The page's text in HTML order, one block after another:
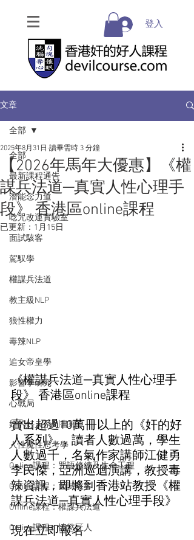
登入
文章
全部
最新課程通告
潛能念力道
唸咒改運實驗室
面試駭客
駕馭學
權謀兵法道
教主級NLP
狼性權力
毒辣NLP
追女帝皇學
影響學研究
心戰局
奸的好人系列書籍
人性魔性思考學
Online課程：咒語修練及生命工程
Online課程：面試駭客
Online課程：權謀兵法道
Online課程：情慾匠人
全部
【2026年馬年大優惠】《權
謀兵法道─真實人性心理手
段》 香港區online課程
2025年8月31日 讀畢需時 3 分鐘
已更新： 1月15日
《權謀兵法道─真實人性心理手
段》 香港區online課程
賣出超過10萬冊以上的《奸的好
人系列》，讀者人數過萬，學生
人數過千，名氣作家講師江健勇
李民傑，亞洲巡迴演講，教授毒
辣資訊，即將到香港站教授《權
謀兵法道─真實人性心理手段》
現在立即報名